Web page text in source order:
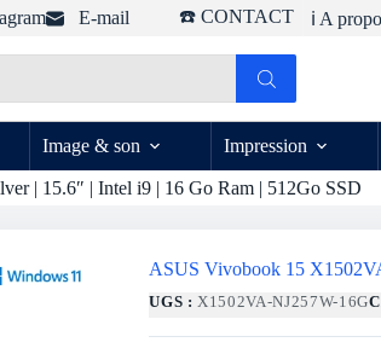
E-mail ☎️ CONTACT ℹ️ A
Image & son Impression
| 15.6″ | Intel i9 | 16 Go Ram | 512Go SSD
ASUS Vivobook 15
UGS :X1502VA-NJ257W-16G